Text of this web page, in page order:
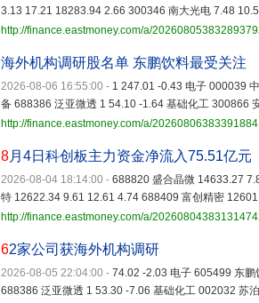
3.13 17.21 18283.94 2.66 300346 南大光电 7.48
http://finance.eastmoney.com/a/
海外机构调研股名单 东鹏饮料最受关注
2026-08-06 16:55:00 - 1 247.01 -0.43 电子 000039
备 688386 泛亚微透 1 54.10 -1.64 基础化工 300866
http://finance.eastmoney.com/a/
8月4日科创板主力资金净流入75.51亿元
2026-08-04 18:14:00 - 688820 盛合晶微 14633.27
特 12622.34 9.61 12.61 4.74 688409 富创精密
http://finance.eastmoney.com/a/
62家公司获海外机构调研
2026-08-05 22:04:00 - 74.02 -2.03 电子 605499 东
688386 泛亚微透 1 53.30 -7.06 基础化工 002032 苏